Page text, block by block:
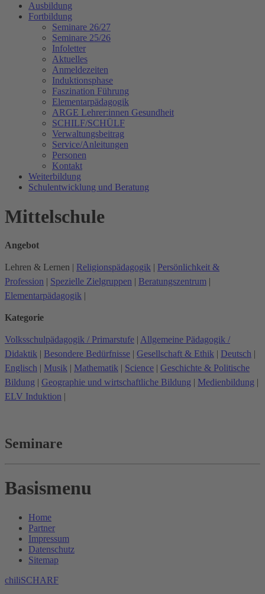
Ausbildung
Fortbildung
Seminare 26/27
Seminare 25/26
Infoletter
Aktuelles
Anmeldezeiten
Induktionsphase
Faszination Führung
Elementarpädagogik
ARGE Lehrer:innen Gesundheit
SCHILF/SCHÜLF
Verwaltungsbeitrag
Service/Anleitungen
Personen
Kontakt
Weiterbildung
Schulentwicklung und Beratung
Mittelschule
Angebot
Lehren & Lernen | Religionspädagogik | Persönlichkeit &
Profession | Spezielle Zielgruppen | Beratungszentrum |
Elementarpädagogik |
Kategorie
Volksschulpädagogik / Primarstufe | Allgemeine Pädagogik /
Didaktik | Besondere Bedürfnisse | Gesellschaft & Ethik | Deutsch |
Englisch | Musik | Mathematik | Science | Geschichte & Politische
Bildung | Geographie und wirtschaftliche Bildung | Medienbildung |
ELV Induktion |
Seminare
Basismenu
Home
Partner
Impressum
Datenschutz
Sitemap
chiliSCHARF